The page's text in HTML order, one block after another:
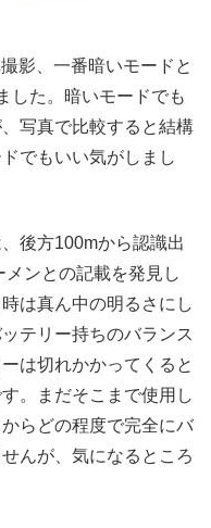
影、一番暗いモードと
した。暗いモードでも
写真で比較すると結構
でもいい気がしまし
後方100mから認識出
ンとの記載を発見し
は真ん中の明るさにし
テリー持ちのバランス
は切れかかってくると
。まだそこまで使用し
らどの程度で完全にバ
んが、気になるところ